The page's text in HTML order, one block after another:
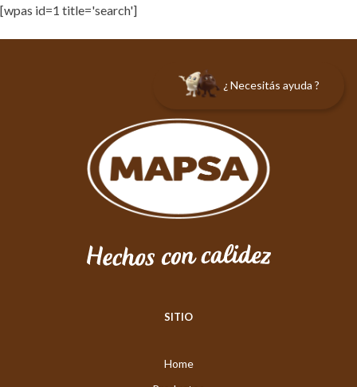
[wpas id=1 title='search']
¿ Necesitás ayuda ?
SITIO
Home